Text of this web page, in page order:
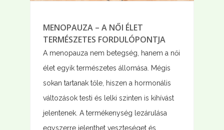
MENOPAUZA – A NŐI ÉLET
TERMÉSZETES FORDULÓPONTJA
A menopauza nem betegség, hanem a női
élet egyik természetes állomása. Mégis
sokan tartanak tőle, hiszen a hormonális
változások testi és lelki szinten is kihívást
jelentenek. A termékenység lezárulása
egyszerre jelenthet veszteséget és